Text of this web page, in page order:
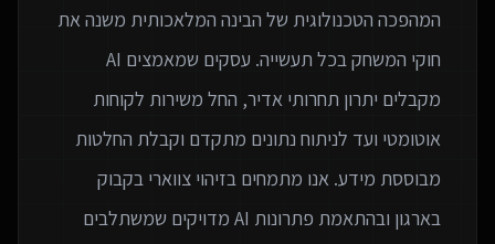
המהפכה הטכנולוגית של הבינה המלאכותית משנה את
חוקי המשחק בכל תעשייה. עסקים שמאמצים AI
מקבלים יתרון תחרותי אדיר, החל משירות לקוחות
אוטומטי ועד לניתוח נתונים מתקדם וקבלת החלטות
מבוססת מידע. אנו מתמחים בזיהוי צווארי בקבוק
בארגון ובהתאמת פתרונות AI מדויקים שמשתלבים